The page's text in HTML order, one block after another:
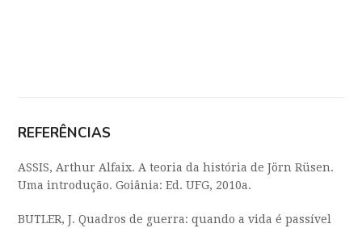
REFERÊNCIAS
ASSIS, Arthur Alfaix. A teoria da história de Jörn Rüsen.
Uma introdução. Goiânia: Ed. UFG, 2010a.
BUTLER, J. Quadros de guerra: quando a vida é passível